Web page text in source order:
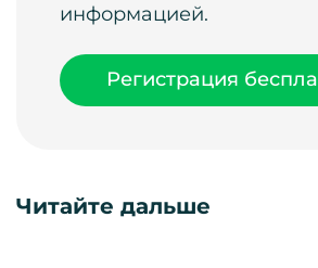
информацией.
Регистрация
Читайте дальше